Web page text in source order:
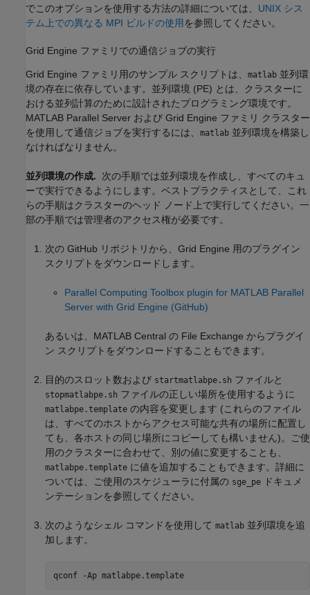
でこのオプションを使用する方法の詳細については、 UNIX シス
テム上での異なる MPI ビルドの使用を参照してください。
Grid Engine ファミリでの通信ジョブの実行
Grid Engine ファミリ用のサンプル スクリプトは、 matlab 並列環
境の存在に依存しています。並列環境 (PE) とは、クラスターに
おける並列計算のために設計されたプログラミング環境です。
MATLAB Parallel Server および Grid Engine ファミリ クラスター
を使用して通信ジョブを実行するには、 matlab 並列環境を構築し
なければなりません。
並列環境の作成. 次の手順では並列環境を作成し、すべてのキュ
ーで実行できるようにします。ベストプラクティスとして、これ
らの手順はクラスターのヘッド ノード上で実行してください。一
部の手順では管理者のアクセス権が必要です。
次の GitHub リポジトリから、Grid Engine 用のプラグイン
スクリプトをダウンロードします。
Parallel Computing Toolbox plugin for MATLAB Parallel
Server with Grid Engine (GitHub)
あるいは、 MATLAB Central の File Exchange からプラグイ
ン スクリプトをダウンロードすることもできます。
目的のスロット数および startmatlabpe.sh ファイルと
stopmatlabpe.sh ファイルの正しい場所を使用するように
matlabpe.template の内容を変更します (これらのファイル
は、すべてのホストからアクセス可能な共有の場所に配置し
ても、各ホストの同じ場所にコピーしても構いません)。ご使
用のクラスターに合わせて、別の値に変更することも、
matlabpe.template に値を追加することもできます。詳細に
ついては、ご使用のスケジューラに付属の sge_pe ドキュメ
ンテーションを参照してください。
次のようなシェル コマンドを使用して matlab 並列環境を追
加します。
qconf -Ap matlabpe.template